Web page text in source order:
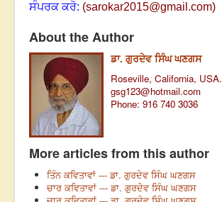
ਸੰਪਰਕ ਕਰੋ: (sarokar2015@gmail.com)
About the Author
ਡਾ. ਗੁਰਦੇਵ ਸਿੰਘ ਘਣਗਸ
Roseville, California, USA.
gsg123@hotmail.com
Phone: 916 740 3036
More articles from this author
ਤਿੰਨ ਕਵਿਤਾਵਾਂ --- ਡਾ. ਗੁਰਦੇਵ ਸਿੰਘ ਘਣਗਸ
ਚਾਰ ਕਵਿਤਾਵਾਂ --- ਡਾ. ਗੁਰਦੇਵ ਸਿੰਘ ਘਣਗਸ